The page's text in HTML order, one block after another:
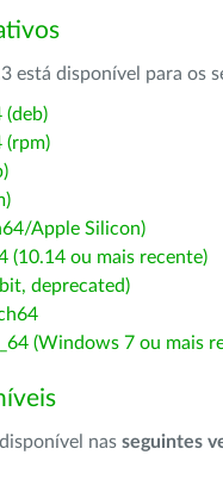
está disponível para os
(deb)
(rpm)
Apple Silicon)
(10.14 ou mais recente)
deprecated)
(Windows 7 ou mais
nas seguintes